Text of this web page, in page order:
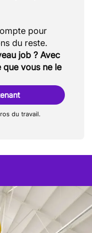
pour
job ? Avec
que vous ne le
du travail.